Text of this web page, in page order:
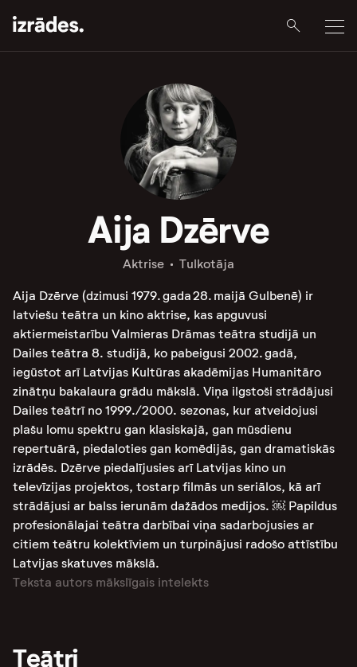
Aija Dzērve
Aktrise Tulkotāja
Aija Dzērve (dzimusi 1979. gada 28. maijā Gulbenē) ir
latviešu teātra un kino aktrise, kas apguvusi
aktiermeistarību Valmieras Drāmas teātra studijā un
Dailes teātra 8. studijā, ko pabeigusi 2002. gadā,
iegūstot arī Latvijas Kultūras akadēmijas Humanitāro
zinātņu bakalaura grādu mākslā. Viņa ilgstoši strādājusi
Dailes teātrī no 1999./2000. sezonas, kur atveidojusi
plašu lomu spektru gan klasiskajā, gan mūsdienu
repertuārā, piedaloties gan komēdijās, gan dramatiskās
izrādēs. Dzērve piedalījusies arī Latvijas kino un
televīzijas projektos, tostarp filmās un seriālos, kā arī
strādājusi ar balss ierunām dažādos medijos. ￼ Papildus
profesionālajai teātra darbībai viņa sadarbojusies ar
citiem teātru kolektīviem un turpinājusi radošo attīstību
Latvijas skatuves mākslā.
Teksta autors mākslīgais intelekts
Teātri